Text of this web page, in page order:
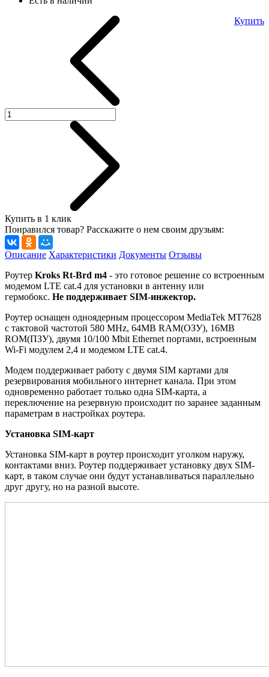
Купить
Купить в 1 клик
Понравился товар? Расскажите о нем своим друзьям:
Описание Характеристики Документы Отзывы
Роутер Kroks Rt-Brd m4 - это готовое решение со встроенным
модемом LTE cat.4 для установки в антенну или
гермобокс. Не поддерживает SIM-инжектор.
Роутер оснащен одноядерным процессором MediaTek MT7628
с тактовой частотой 580 МHz, 64MB RAM(ОЗУ), 16МВ
ROM(ПЗУ), двумя 10/100 Mbit Ethernet портами, встроенным
Wi-Fi модулем 2,4 и модемом LTE cat.4.
Модем поддерживает работу с двумя SIM картами для
резервирования мобильного интернет канала. При этом
одновременно работает только одна SIM-карта, а
переключение на резервную происходит по заранее заданным
параметрам в настройках роутера.
Установка SIM-карт
Установка SIM-карт в роутер происходит уголком наружу,
контактами вниз. Роутер поддерживает установку двух SIM-
карт, в таком случае они будут устанавливаться параллельно
друг другу, но на разной высоте.